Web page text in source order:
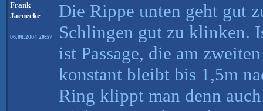
Frank
Jaenecke
06.08.2004 20:57
Die Rippe unten geht gut
Schlingen gut zu klinken.
ist Passage, die am
konstant bleibt bis 1,5m
Ring klippt man denn